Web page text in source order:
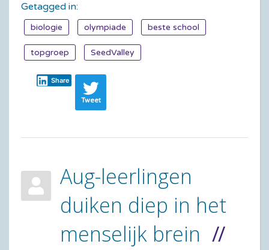
Getagged in:
biologie olympiade beste school
topgroep SeedValley
Share
Tweet
Aug-leerlingen
duiken diep in het
menselijk brein